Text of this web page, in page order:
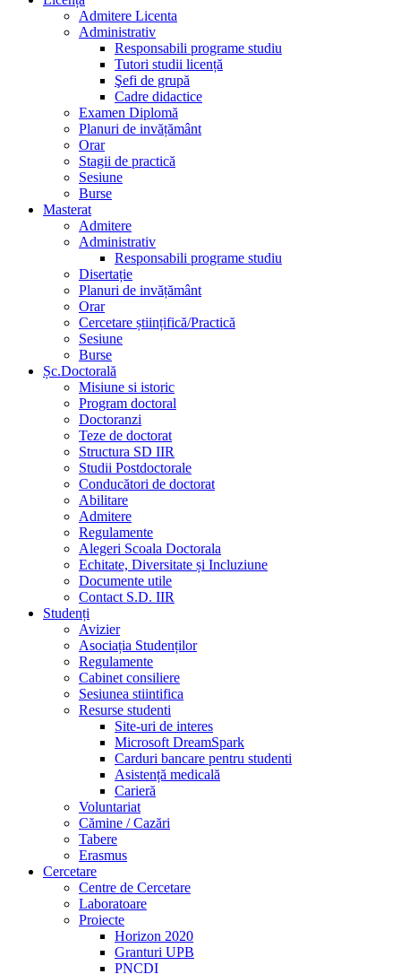
Admitere Licenta
Administrativ
Responsabili programe studiu
Tutori studii licență
Şefi de grupă
Cadre didactice
Examen Diplomă
Planuri de invățământ
Orar
Stagii de practică
Sesiune
Burse
Masterat
Admitere
Administrativ
Responsabili programe studiu
Disertație
Planuri de invățământ
Orar
Cercetare științifică/Practică
Sesiune
Burse
Șc.Doctorală
Misiune si istoric
Program doctoral
Doctoranzi
Teze de doctorat
Structura SD IIR
Studii Postdoctorale
Conducători de doctorat
Abilitare
Admitere
Regulamente
Alegeri Scoala Doctorala
Echitate, Diversitate și Incluziune
Documente utile
Contact S.D. IIR
Studenți
Avizier
Asociația Studenților
Regulamente
Cabinet consiliere
Sesiunea stiintifica
Resurse studenti
Site-uri de interes
Microsoft DreamSpark
Carduri bancare pentru studenti
Asistență medicală
Carieră
Voluntariat
Cămine / Cazări
Tabere
Erasmus
Cercetare
Centre de Cercetare
Laboratoare
Proiecte
Horizon 2020
Granturi UPB
PNCDI